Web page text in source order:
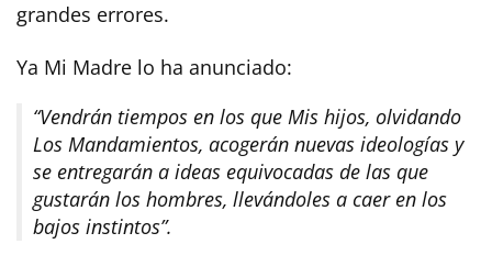
grandes errores.
Ya Mi Madre lo ha anunciado:
“Vendrán tiempos en los que Mis hijos, olvidando
Los Mandamientos, acogerán nuevas ideologías y
se entregarán a ideas equivocadas de las que
gustarán los hombres, llevándoles a caer en los
bajos instintos”.